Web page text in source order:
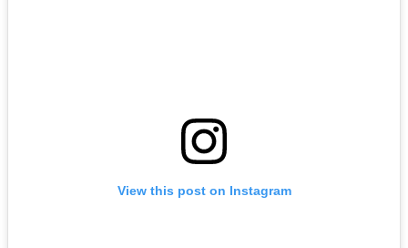
View this post on Instagram